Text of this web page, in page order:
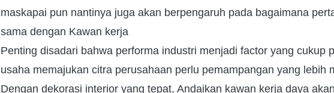
maskapai pun nantinya juga akan berpengaruh pada bagaimana
sama dengan Kawan kerja
Penting disadari bahwa performa industri menjadi factor yang cukup
usaha memajukan citra perusahaan perlu pemampangan yang lebih
Dengan dekorasi interior yang tepat, Andaikan kawan kerja daya